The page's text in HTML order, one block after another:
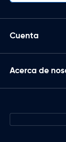
Cuenta
Acerca de